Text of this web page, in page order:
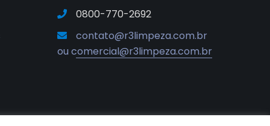
0800-770-2692
contato@r3limpeza.com.br
ou comercial@r3limpeza.com.br